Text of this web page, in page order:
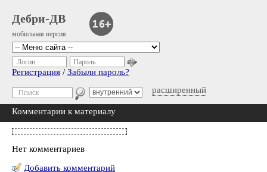
Дебри-ДВ
мобильная версия
расширенный
Логин Пароль
Регистрация / Забыли пароль?
Комментарии к материалу
Нет комментариев
Добавить комментарий